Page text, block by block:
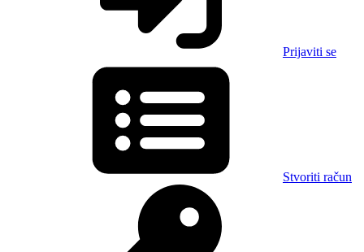
Prijaviti se
Stvoriti račun